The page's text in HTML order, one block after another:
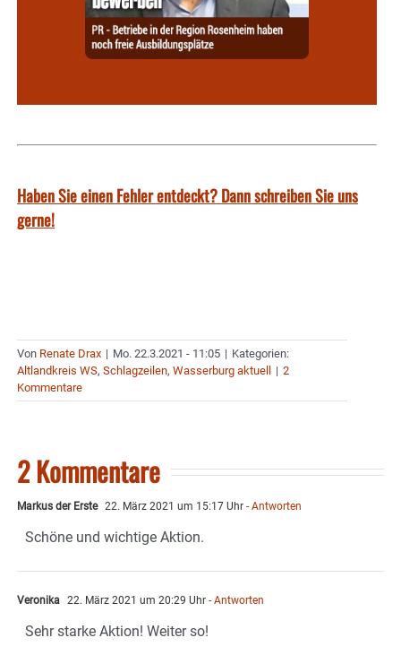
Haben Sie einen Fehler entdeckt? Dann schreiben Sie uns
gerne!
Von Renate Drax | Mo. 22.3.2021 - 11:05 | Kategorien:
Altlandkreis WS, Schlagzeilen, Wasserburg aktuell | 2
Kommentare
2 Kommentare
Markus der Erste 22. März 2021 um 15:17 Uhr - Antworten
Schöne und wichtige Aktion.
Veronika 22. März 2021 um 20:29 Uhr - Antworten
Sehr starke Aktion! Weiter so!